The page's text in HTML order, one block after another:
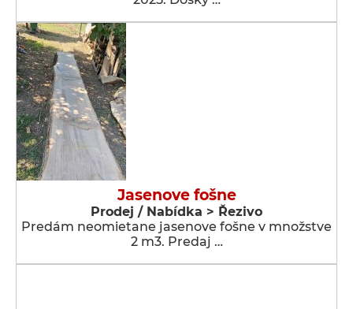
Jasenove fošne
Prodej / Nabídka > Řezivo
Predám neomietane jasenove fošne v množstve
2 m3. Predaj …